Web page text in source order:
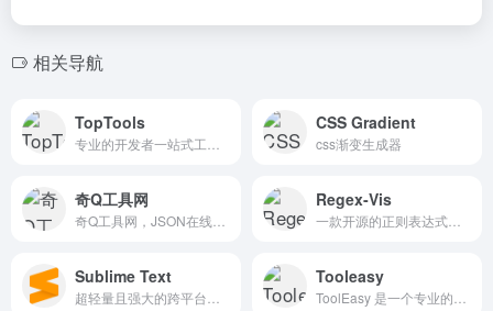
相关导航
TopTools CSS Gradient
css渐变生成器
奇Q工具网 Regex‑Vis
Sublime Text Tooleasy